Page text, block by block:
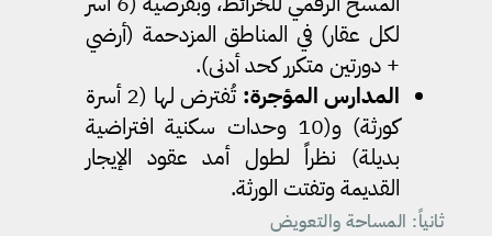
لكل عقار) في المناطق المزدحمة (أرضي
+ دورتين متكرر كحد أدنى).
المدارس المؤجرة:
تُفترض لها (2 أسرة
كورثة) و(10 وحدات سكنية افتراضية
بديلة) نظراً لطول أمد عقود الإيجار
القديمة وتفتت الورثة.
ثانياً: المساحة والتعويض